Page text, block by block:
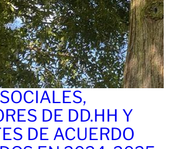
DE DD.HH Y
DE ACUERDO